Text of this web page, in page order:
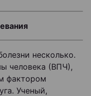
несколько.
человека (ВПЧ),
фактором
Ученый,